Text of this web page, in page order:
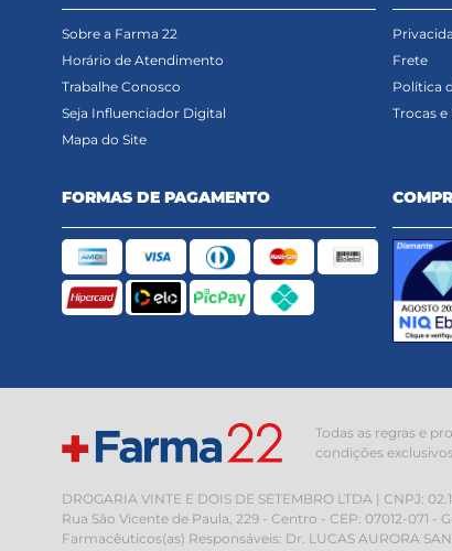
Sobre a Farma 22
Horário de Atendimento
Trabalhe Conosco
Seja Influenciador Digital
Mapa do Site
Frete
Política
Trocas
FORMAS DE PAGAMENTO
Todas as regras e
condições
DROGARIA VINTE E DOIS DE SETEMBRO LTDA | CNPJ:
Rua São Vicente de Paula, 229 - Centro - CEP: 07012-071 -
Farmacêuticos(as) Responsáveis: Dr. LUCAS AURORA